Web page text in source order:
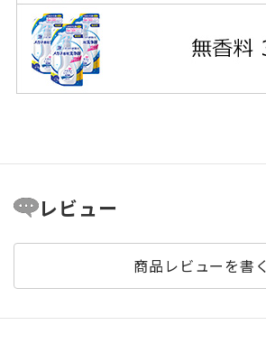
レビュー
商品レビューを書く